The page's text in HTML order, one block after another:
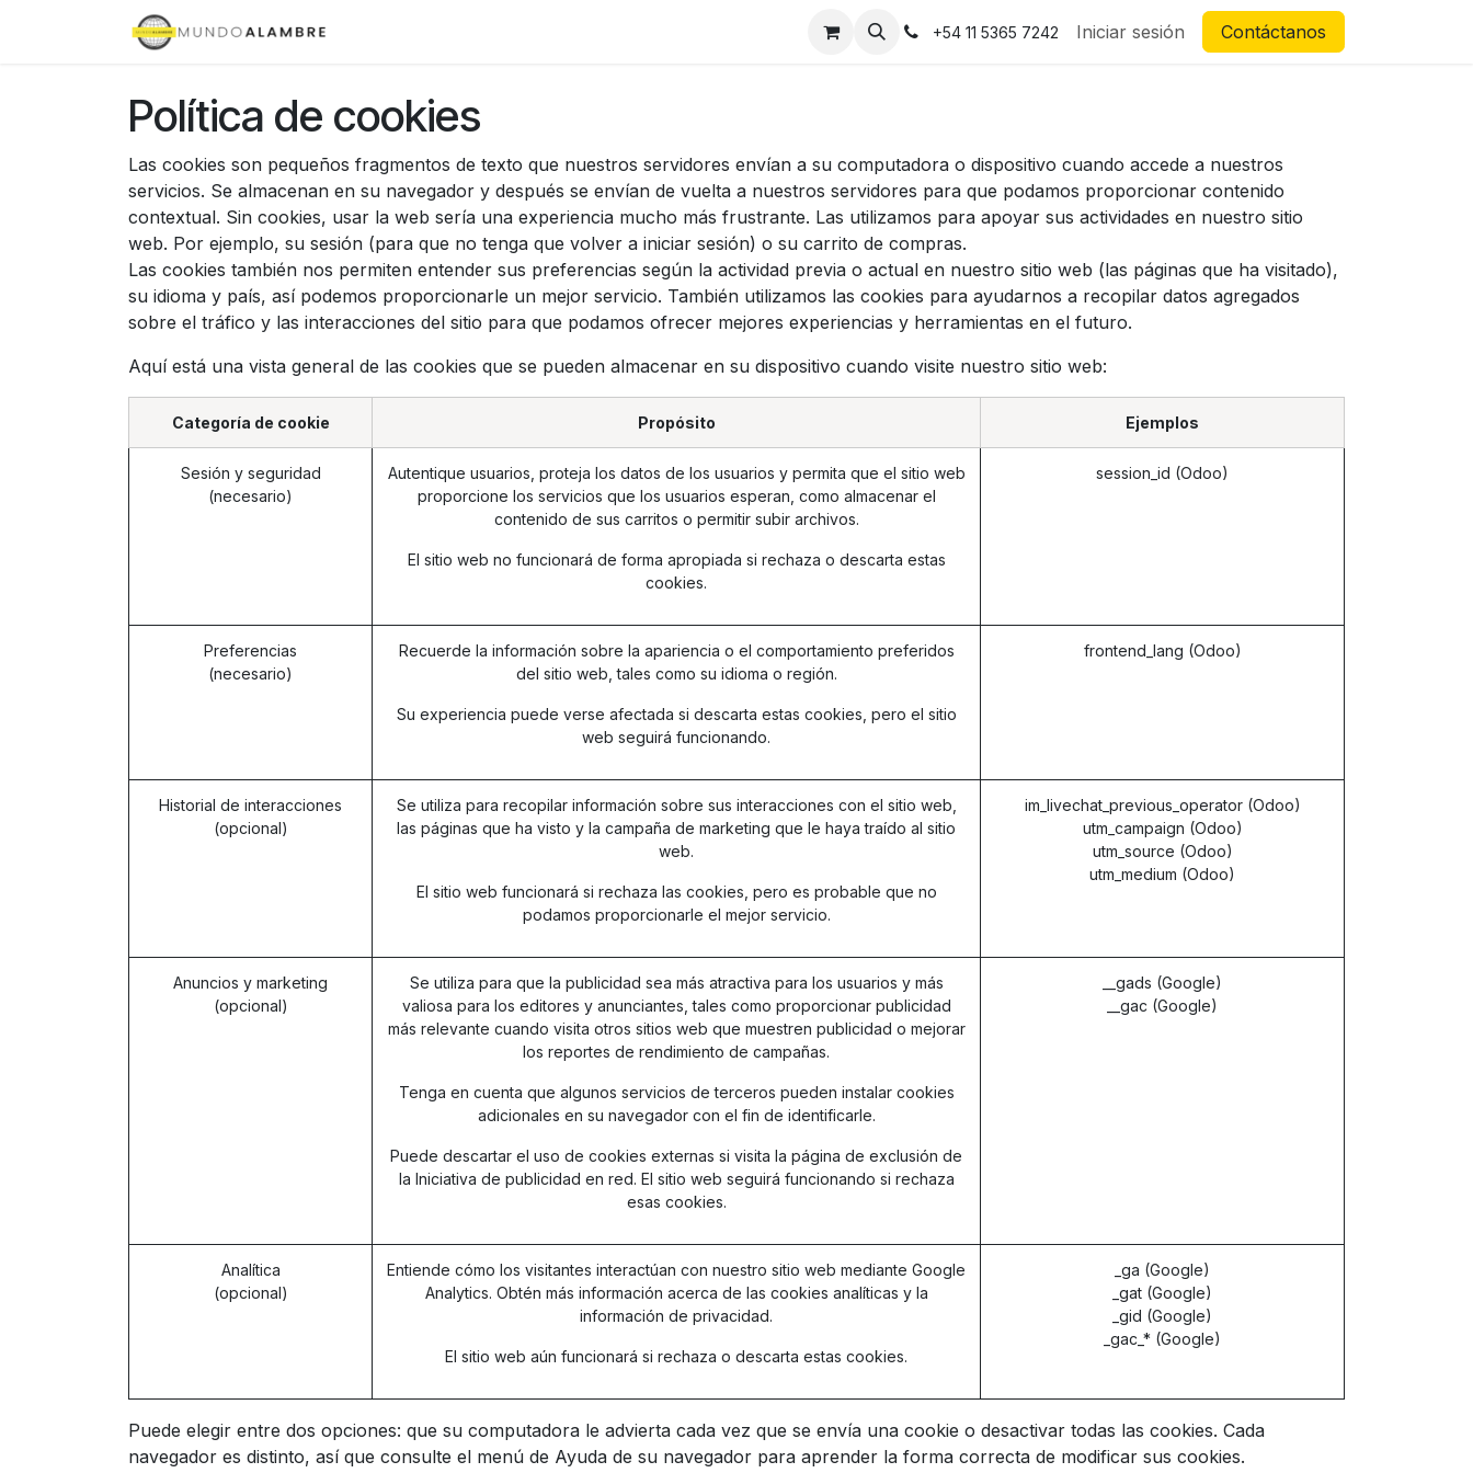
+54 11 5365 7242 Iniciar sesión Contáctanos
Política de cookies
Las cookies son pequeños fragmentos de texto que nuestros servidores envían a su computadora o dispositivo cuando accede a nuestros
servicios. Se almacenan en su navegador y después se envían de vuelta a nuestros servidores para que podamos proporcionar contenido
contextual. Sin cookies, usar la web sería una experiencia mucho más frustrante. Las utilizamos para apoyar sus actividades en nuestro sitio
web. Por ejemplo, su sesión (para que no tenga que volver a iniciar sesión) o su carrito de compras.
Las cookies también nos permiten entender sus preferencias según la actividad previa o actual en nuestro sitio web (las páginas que ha visitado),
su idioma y país, así podemos proporcionarle un mejor servicio. También utilizamos las cookies para ayudarnos a recopilar datos agregados
sobre el tráfico y las interacciones del sitio para que podamos ofrecer mejores experiencias y herramientas en el futuro.
Aquí está una vista general de las cookies que se pueden almacenar en su dispositivo cuando visite nuestro sitio web:
Categoría de cookie Propósito Ejemplos
Sesión y seguridad
(necesario)
Autentique usuarios, proteja los datos de los usuarios y permita que el sitio web
proporcione los servicios que los usuarios esperan, como almacenar el
contenido de sus carritos o permitir subir archivos.
El sitio web no funcionará de forma apropiada si rechaza o descarta estas
cookies.
session_id (Odoo)
Preferencias
(necesario)
Recuerde la información sobre la apariencia o el comportamiento preferidos
del sitio web, tales como su idioma o región.
Su experiencia puede verse afectada si descarta estas cookies, pero el sitio
web seguirá funcionando.
frontend_lang (Odoo)
Historial de interacciones
(opcional)
Se utiliza para recopilar información sobre sus interacciones con el sitio web,
las páginas que ha visto y la campaña de marketing que le haya traído al sitio
web.
El sitio web funcionará si rechaza las cookies, pero es probable que no
podamos proporcionarle el mejor servicio.
im_livechat_previous_operator (Odoo)
utm_campaign (Odoo)
utm_source (Odoo)
utm_medium (Odoo)
Anuncios y marketing
(opcional)
Se utiliza para que la publicidad sea más atractiva para los usuarios y más
valiosa para los editores y anunciantes, tales como proporcionar publicidad
más relevante cuando visita otros sitios web que muestren publicidad o mejorar
los reportes de rendimiento de campañas.
Tenga en cuenta que algunos servicios de terceros pueden instalar cookies
adicionales en su navegador con el fin de identificarle.
Puede descartar el uso de cookies externas si visita la página de exclusión de
la Iniciativa de publicidad en red. El sitio web seguirá funcionando si rechaza
esas cookies.
__gads (Google)
__gac (Google)
Analítica
(opcional)
Entiende cómo los visitantes interactúan con nuestro sitio web mediante Google
Analytics. Obtén más información acerca de las cookies analíticas y la
información de privacidad.
El sitio web aún funcionará si rechaza o descarta estas cookies.
_ga (Google)
_gat (Google)
_gid (Google)
_gac_* (Google)
Puede elegir entre dos opciones: que su computadora le advierta cada vez que se envía una cookie o desactivar todas las cookies. Cada
navegador es distinto, así que consulte el menú de Ayuda de su navegador para aprender la forma correcta de modificar sus cookies.